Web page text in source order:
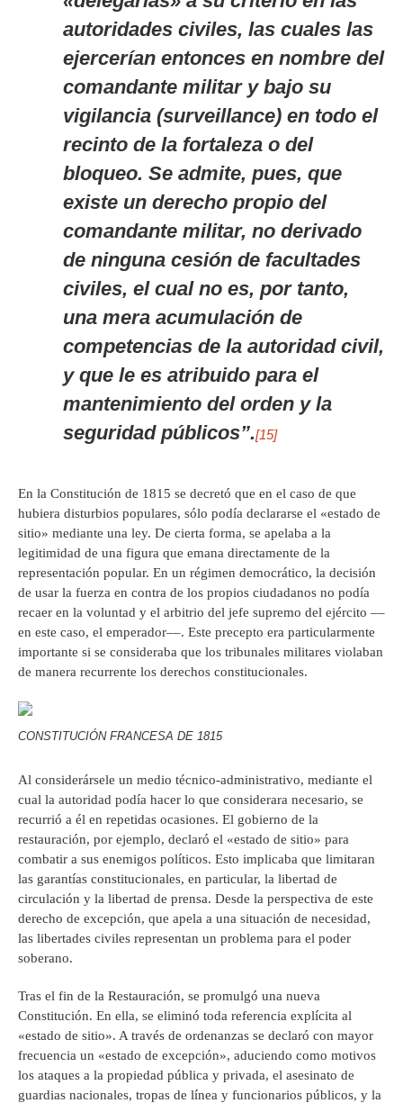
autoridades civiles, las cuales las
ejercerían entonces en nombre del
comandante militar y bajo su
vigilancia (surveillance) en todo el
recinto de la fortaleza o del
bloqueo. Se admite, pues, que
existe un derecho propio del
comandante militar, no derivado
de ninguna cesión de facultades
civiles, el cual no es, por tanto,
una mera acumulación de
competencias de la autoridad civil,
y que le es atribuido para el
mantenimiento del orden y la
seguridad públicos”.[15]
En la Constitución de 1815 se decretó que en el caso de que
hubiera disturbios populares, sólo podía declararse el «estado de
sitio» mediante una ley. De cierta forma, se apelaba a la
legitimidad de una figura que emana directamente de la
representación popular. En un régimen democrático, la decisión
de usar la fuerza en contra de los propios ciudadanos no podía
recaer en la voluntad y el arbitrio del jefe supremo del ejército ––
en este caso, el emperador––. Este precepto era particularmente
importante si se consideraba que los tribunales militares violaban
de manera recurrente los derechos constitucionales.
CONSTITUCIÓN FRANCESA DE 1815
Al considerársele un medio técnico-administrativo, mediante el
cual la autoridad podía hacer lo que considerara necesario, se
recurrió a él en repetidas ocasiones. El gobierno de la
restauración, por ejemplo, declaró el «estado de sitio» para
combatir a sus enemigos políticos. Esto implicaba que limitaran
las garantías constitucionales, en particular, la libertad de
circulación y la libertad de prensa. Desde la perspectiva de este
derecho de excepción, que apela a una situación de necesidad,
las libertades civiles representan un problema para el poder
soberano.
Tras el fin de la Restauración, se promulgó una nueva
Constitución. En ella, se eliminó toda referencia explícita al
«estado de sitio». A través de ordenanzas se declaró con mayor
frecuencia un «estado de excepción», aduciendo como motivos
los ataques a la propiedad pública y privada, el asesinato de
guardias nacionales, tropas de línea y funcionarios públicos, y la